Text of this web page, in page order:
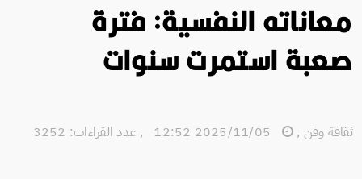
معاناته النفسية: فترة
صعبة استمرت سنوات
ثقافة وفن ,
, عدد القراءات: 3252